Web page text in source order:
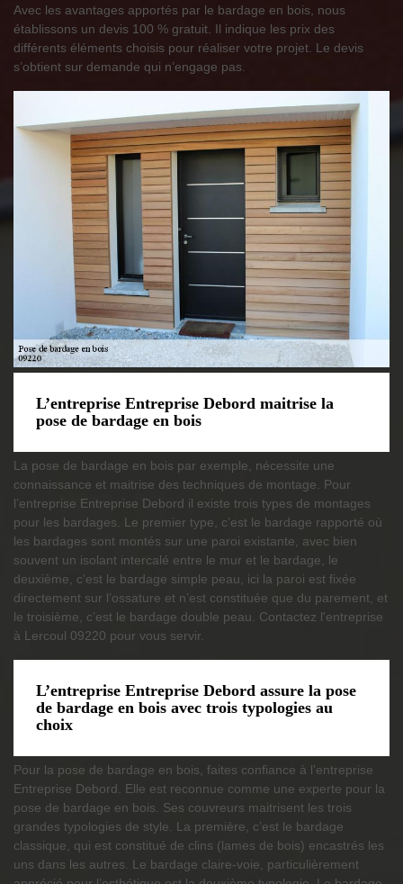
Avec les avantages apportés par le bardage en bois, nous
établissons un devis 100 % gratuit. Il indique les prix des
différents éléments choisis pour réaliser votre projet. Le devis
s’obtient sur demande qui n’engage pas.
L’entreprise Entreprise Debord maitrise la
pose de bardage en bois
La pose de bardage en bois par exemple, nécessite une
connaissance et maitrise des techniques de montage. Pour
l’entreprise Entreprise Debord il existe trois types de montages
pour les bardages. Le premier type, c’est le bardage rapporté où
les bardages sont montés sur une paroi existante, avec bien
souvent un isolant intercalé entre le mur et le bardage, le
deuxième, c’est le bardage simple peau, ici la paroi est fixée
directement sur l’ossature et n’est constituée que du parement, et
le troisième, c’est le bardage double peau. Contactez l'entreprise
à Lercoul 09220 pour vous servir.
L’entreprise Entreprise Debord assure la pose
de bardage en bois avec trois typologies au
choix
Pour la pose de bardage en bois, faites confiance à l’entreprise
Entreprise Debord. Elle est reconnue comme une experte pour la
pose de bardage en bois. Ses couvreurs maitrisent les trois
grandes typologies de style. La première, c’est le bardage
classique, qui est constitué de clins (lames de bois) encastrés les
uns dans les autres. Le bardage claire-voie, particulièrement